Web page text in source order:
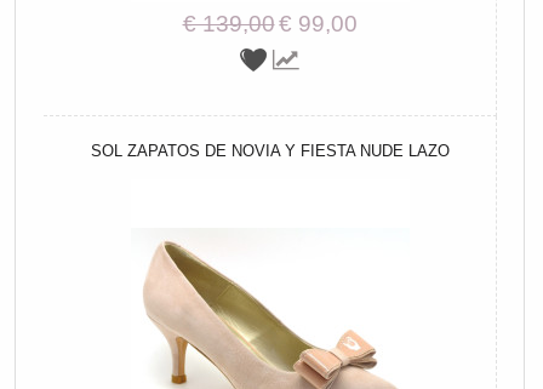
€ 139,00€ 99,00
SOL ZAPATOS DE NOVIA Y FIESTA NUDE LAZO